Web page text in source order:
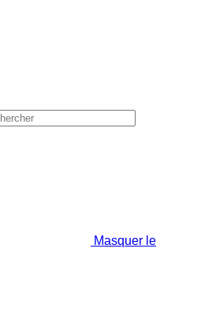
Masquer le